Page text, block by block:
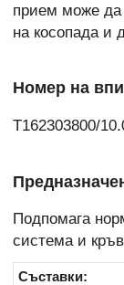
прием може да
на косопада и
Номер на
Т162303800/
Подпомага
система и
Съставки: